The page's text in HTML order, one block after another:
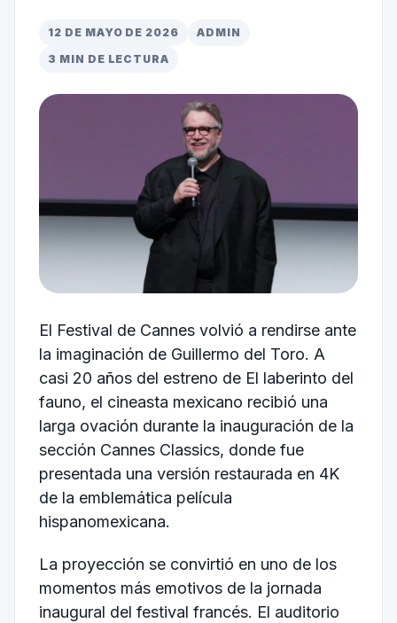
12 DE MAYO DE 2026
ADMIN
3 MIN DE LECTURA
El Festival de Cannes volvió a rendirse ante
la imaginación de Guillermo del Toro. A
casi 20 años del estreno de El laberinto del
fauno, el cineasta mexicano recibió una
larga ovación durante la inauguración de la
sección Cannes Classics, donde fue
presentada una versión restaurada en 4K
de la emblemática película
hispanomexicana.
La proyección se convirtió en uno de los
momentos más emotivos de la jornada
inaugural del festival francés. El auditorio